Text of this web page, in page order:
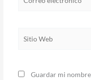
electrónico*
Web
Guardar mi